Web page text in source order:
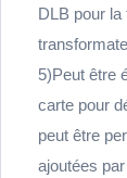
DLB pour la
5)Peut être
carte pour
peut être
ajoutées